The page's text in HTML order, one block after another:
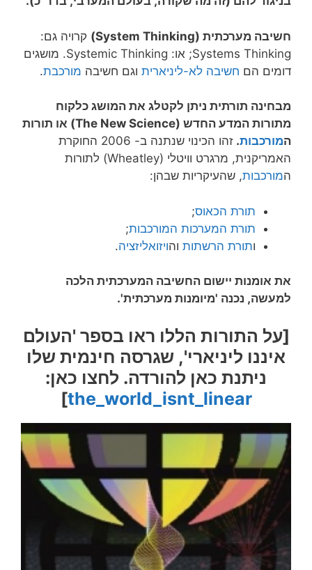
חשיבה מערכתית (System Thinking)
קרויה גם:
Systems Thinking; או: Systemic Thinking. מושגים
דומים הם חשיבה לא-ליניארית וגם חשיבה מורכבת.
מבחינה תורתית ניתן לקטלג את המושג כלקוח
מתורות המדע החדש (The New Science) או תורות
המורכבות.
זהו הכינוי שנתנה ב- 2006 החוקרת
האמריקנית, מרגרט וויטלי (Wheatley) לתורות
המורכבות, שהעיקריות שבהן:
תורת הכאוס;
תורת המערכות המורכבות;
ותורת הרשתות והויזואליזציה.
את אומנות יישום החשיבה המערכתית הלכה
למעשה, נכנה 'מיומנות מערכתית'.
[על התורות הללו ראו בספר 'העולם
איננו ליניארי', שגרסה חינמית שלו
ניתנת כאן להורדה. לחצו כאן:
the_world_isnt_linear
]